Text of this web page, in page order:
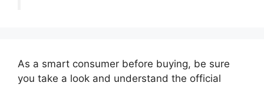
As a smart consumer before buying, be sure
you take a look and understand the official